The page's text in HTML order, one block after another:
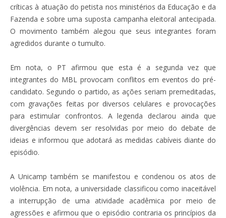
críticas à atuação do petista nos ministérios da Educação e da
Fazenda e sobre uma suposta campanha eleitoral antecipada.
O movimento também alegou que seus integrantes foram
agredidos durante o tumulto.
Em nota, o PT afirmou que esta é a segunda vez que
integrantes do MBL provocam conflitos em eventos do pré-
candidato. Segundo o partido, as ações seriam premeditadas,
com gravações feitas por diversos celulares e provocações
para estimular confrontos. A legenda declarou ainda que
divergências devem ser resolvidas por meio do debate de
ideias e informou que adotará as medidas cabíveis diante do
episódio.
A Unicamp também se manifestou e condenou os atos de
violência. Em nota, a universidade classificou como inaceitável
a interrupção de uma atividade acadêmica por meio de
agressões e afirmou que o episódio contraria os princípios da